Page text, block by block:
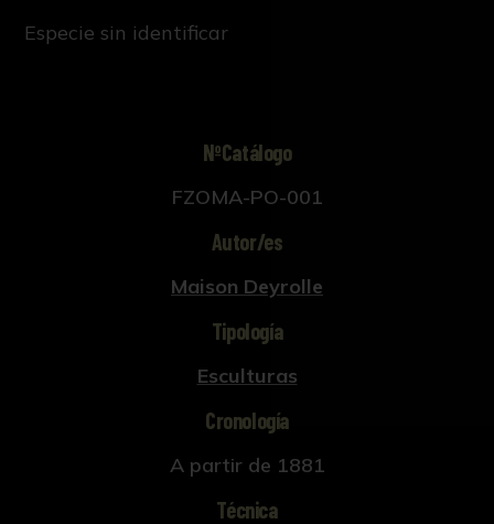
Especie sin identificar
NºCatálogo
FZOMA-PO-001
Autor/es
Maison Deyrolle
Tipología
Esculturas
Cronología
A partir de 1881
Técnica